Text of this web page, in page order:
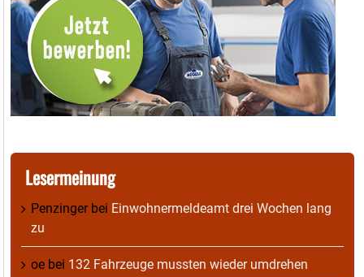
Lesermeinung
Penzingerbei Einwohnermeldeamt drei Wochen lang
zu
oe bei 132 Fahrzeuge mussten wieder umdrehen